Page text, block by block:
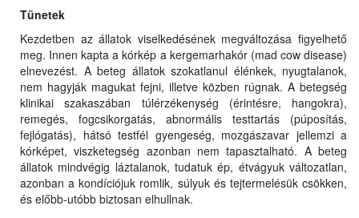
Tünetek
Kezdetben az állatok viselkedésének megváltozása figyelhető
meg. Innen kapta a kórkép a kergemarhakór (mad cow disease)
elnevezést. A beteg állatok szokatlanul élénkek, nyugtalanok,
nem hagyják magukat fejni, illetve közben rúgnak. A betegség
klinikai szakaszában túlérzékenység (érintésre, hangokra),
remegés, fogcsikorgatás, abnormális testtartás (púposítás,
fejlógatás), hátsó testfél gyengeség, mozgászavar jellemzi a
kórképet, viszketegség azonban nem tapasztalható. A beteg
állatok mindvégig láztalanok, tudatuk ép, étvágyuk változatlan,
azonban a kondíciójuk romlik, súlyuk és tejtermelésük csökken,
és előbb-utóbb biztosan elhullnak.